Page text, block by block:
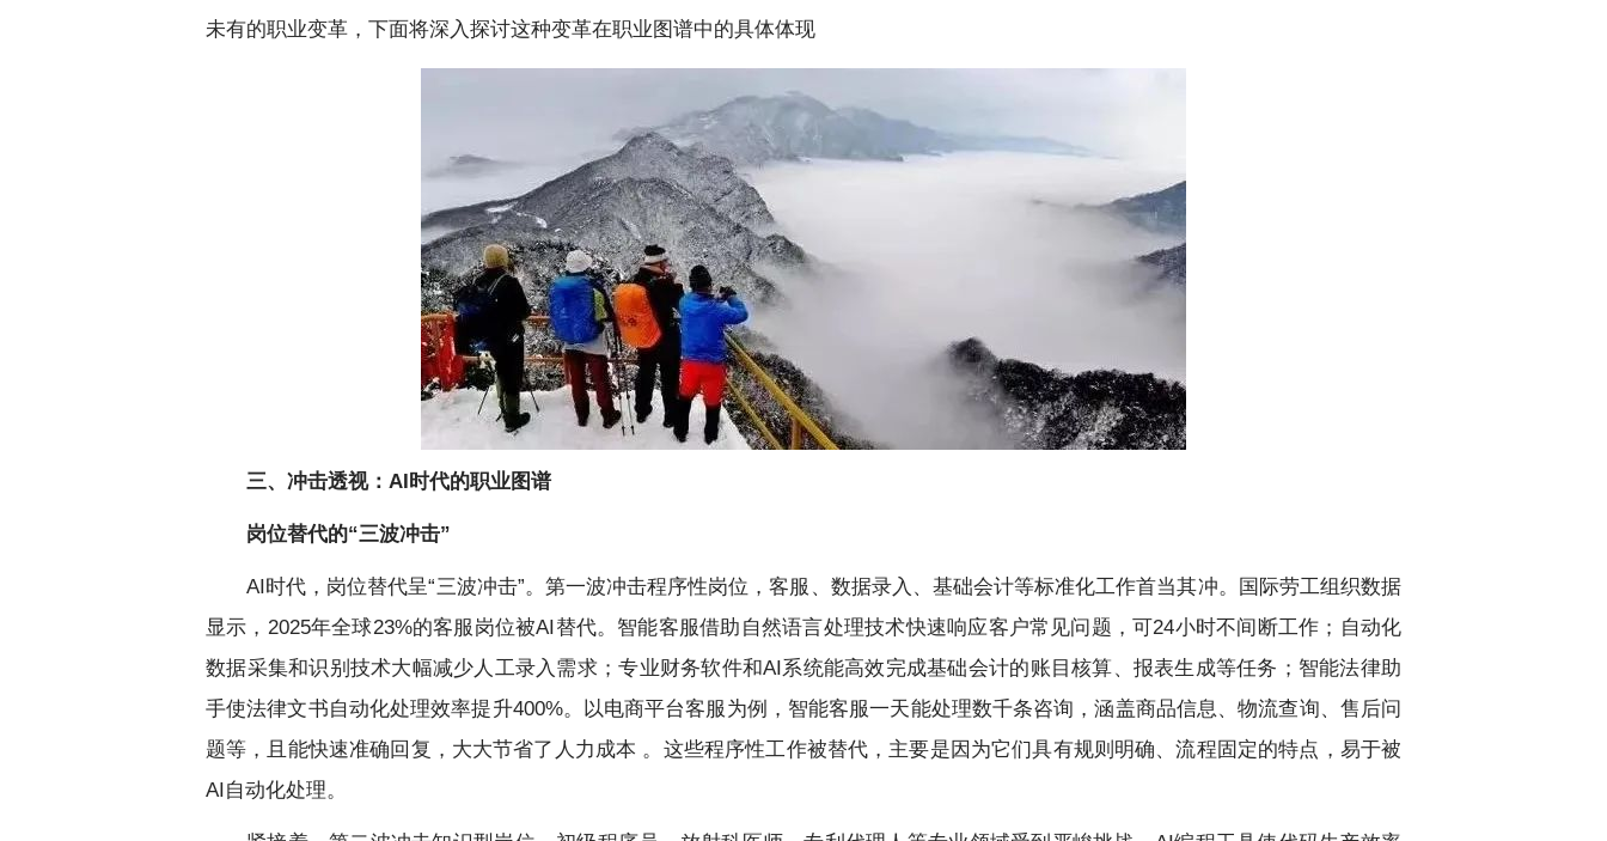
未有的职业变革，下面将深入探讨这种变革在职业图谱中的具体体现
三、冲击透视：AI时代的职业图谱
岗位替代的“三波冲击”
AI时代，岗位替代呈“三波冲击”。第一波冲击程序性岗位，客服、数据录入、基础会计等标准化工作首当其冲。国际劳工组织数据
显示，2025年全球23%的客服岗位被AI替代。智能客服借助自然语言处理技术快速响应客户常见问题，可24小时不间断工作；自动化
数据采集和识别技术大幅减少人工录入需求；专业财务软件和AI系统能高效完成基础会计的账目核算、报表生成等任务；智能法律助
手使法律文书自动化处理效率提升400%。以电商平台客服为例，智能客服一天能处理数千条咨询，涵盖商品信息、物流查询、售后问
题等，且能快速准确回复，大大节省了人力成本 。这些程序性工作被替代，主要是因为它们具有规则明确、流程固定的特点，易于被
AI自动化处理。